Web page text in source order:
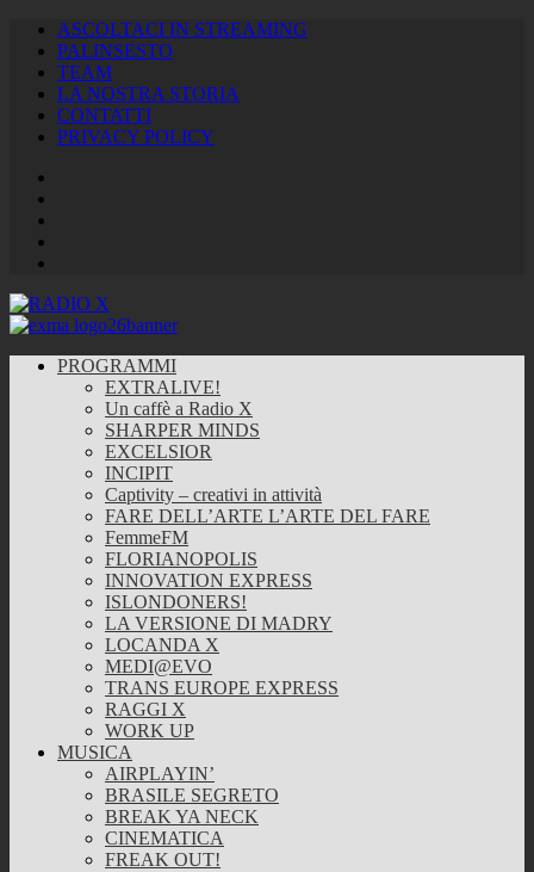
ASCOLTACI IN STREAMING
PALINSESTO
TEAM
LA NOSTRA STORIA
CONTATTI
PRIVACY POLICY
PROGRAMMI
EXTRALIVE!
Un caffè a Radio X
SHARPER MINDS
EXCELSIOR
INCIPIT
Captivity – creativi in attività
FARE DELL’ARTE L’ARTE DEL FARE
FemmeFM
FLORIANOPOLIS
INNOVATION EXPRESS
ISLONDONERS!
LA VERSIONE DI MADRY
LOCANDA X
MEDI@EVO
TRANS EUROPE EXPRESS
RAGGI X
WORK UP
MUSICA
AIRPLAYIN’
BRASILE SEGRETO
BREAK YA NECK
CINEMATICA
FREAK OUT!